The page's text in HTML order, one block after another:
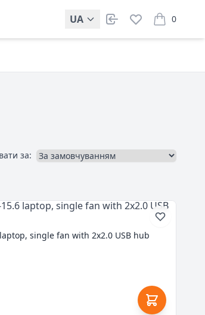
UA 0
items in
за:
laptop, single fan with 2x2.0 USB hub